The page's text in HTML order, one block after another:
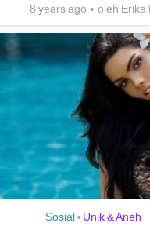
8 years ago oleh Erika
Sosial • Unik & Aneh